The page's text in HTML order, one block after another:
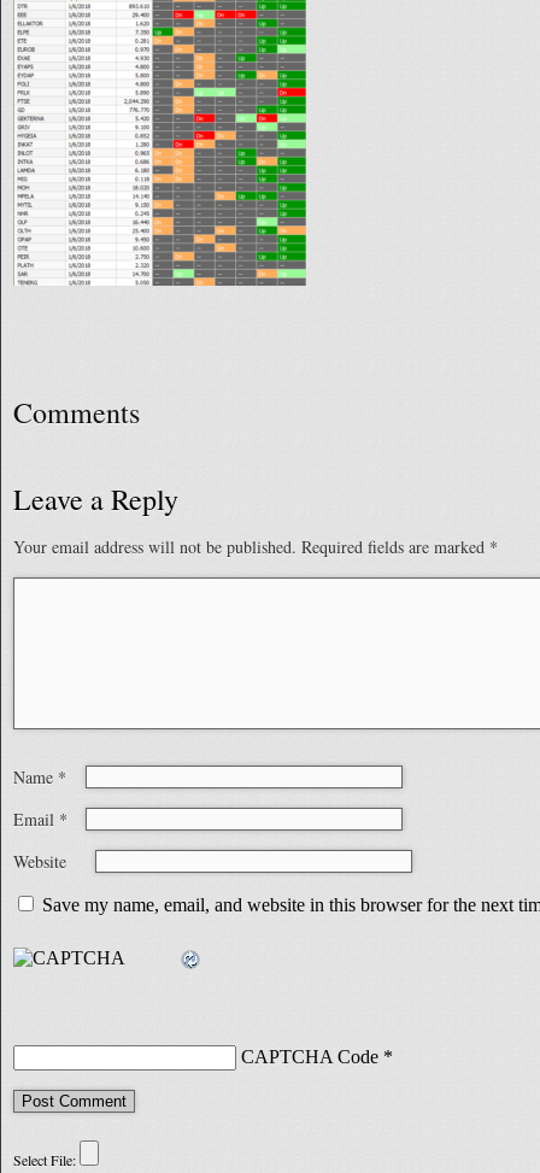
Comments
Leave a Reply
Your email address will not be published. Required fields are marked *
Name *
Email *
Website
Save my name, email, and website in this browser for the next
CAPTCHA Code *